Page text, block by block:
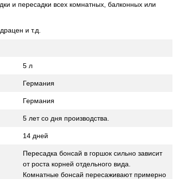
и пересадки всех комнатных, балконных или
и т.д.
5 л
Германия
Германия
5 лет со дня производства.
14 дней
Пересадка бонсай в горшок сильно зависит
от роста корней отдельного вида.
Комнатные бонсай пересаживают примерно